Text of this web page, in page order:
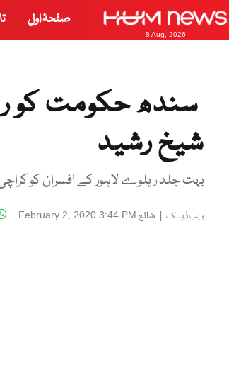
8 Aug, 2026
صفحۂ اول
سندھ حکومت کو
شیخ رشید
بہت جلد ریلوے لاہور کے افسران کو
ویب ڈیسک | شائع February 2, 2020 3:44 PM